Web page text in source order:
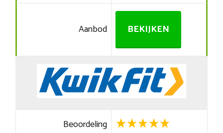
Aanbod BEKIJKEN
Beoordeling